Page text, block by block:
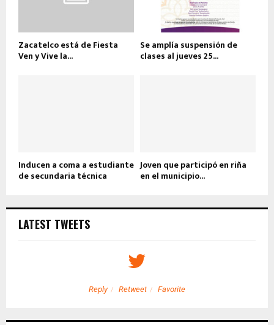
Zacatelco está de Fiesta
Ven y Vive la...
Se amplía suspensión de
clases al jueves 25...
Inducen a coma a estudiante
de secundaria técnica
Joven que participó en riña
en el municipio...
LATEST TWEETS
Reply Retweet Favorite